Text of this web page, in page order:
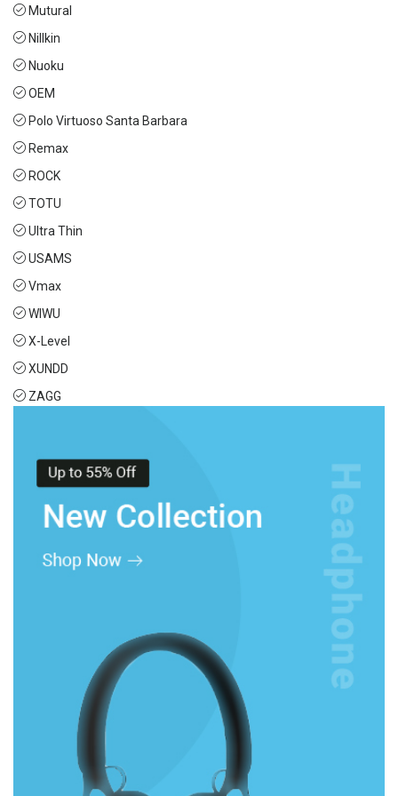
Mutural
Nillkin
Nuoku
OEM
Polo Virtuoso Santa Barbara
Remax
ROCK
TOTU
Ultra Thin
USAMS
Vmax
WIWU
X-Level
XUNDD
ZAGG